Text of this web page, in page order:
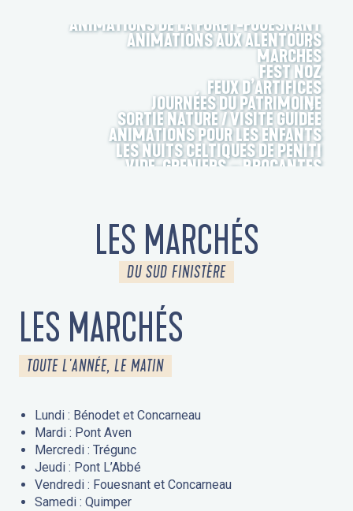
ANIMATIONS DE LA FORÊT-FOUESNANT
ANIMATIONS AUX ALENTOURS
MARCHÉS
FEST NOZ
FEUX D’ARTIFICES
JOURNÉES DU PATRIMOINE
SORTIE NATURE / VISITE GUIDÉE
ANIMATIONS POUR LES ENFANTS
LES NUITS CELTIQUES DE PENITI
VIDE-GRENIERS – BROCANTES
LES MARCHÉS
DU SUD FINISTÈRE
LES MARCHÉS
TOUTE L'ANNÉE, LE MATIN
Lundi : Bénodet et Concarneau
Mardi : Pont Aven
Mercredi : Trégunc
Jeudi : Pont L’Abbé
Vendredi : Fouesnant et Concarneau
Samedi : Quimper